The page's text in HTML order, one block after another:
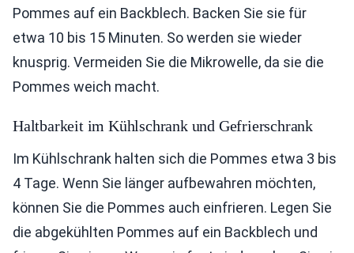
Pommes auf ein Backblech. Backen Sie sie für
etwa 10 bis 15 Minuten. So werden sie wieder
knusprig. Vermeiden Sie die Mikrowelle, da sie die
Pommes weich macht.
Haltbarkeit im Kühlschrank und Gefrierschrank
Im Kühlschrank halten sich die Pommes etwa 3 bis
4 Tage. Wenn Sie länger aufbewahren möchten,
können Sie die Pommes auch einfrieren. Legen Sie
die abgekühlten Pommes auf ein Backblech und